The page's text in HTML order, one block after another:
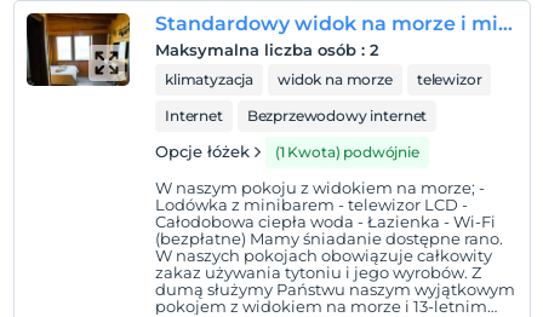
transport na lotnisko to 15 minut.
Zasady hotelu
Zameldować się
Wymeldować się
Standardowy widok na morze i miasto – 101
Maksymalna liczba osób : 2
klimatyzacja widok na morze
telewizor
Internet
Bezprzewodowy internet
Opcje łóżek (1 Kwota) podwójnie
W naszym pokoju z widokiem na morze; -
Lodówka z minibarem - telewizor LCD -
Całodobowa ciepła woda - Łazienka - Wi-Fi
(bezpłatne) Mamy śniadanie dostępne rano.
W naszych pokojach obowiązuje całkowity
zakaz używania tytoniu i jego wyrobów. Z
dumą służymy Państwu naszym wyjątkowym
pokojem z widokiem na morze i 13-letnim